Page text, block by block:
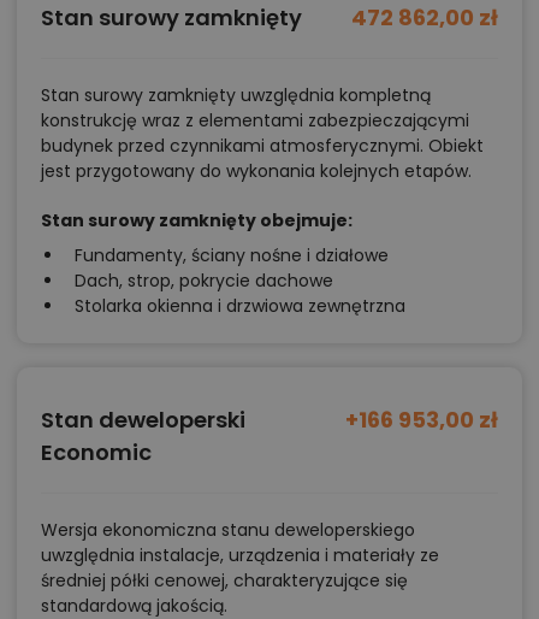
Stan surowy zamknięty 472 862,00 zł
Stan surowy zamknięty uwzględnia kompletną
konstrukcję wraz z elementami zabezpieczającymi
budynek przed czynnikami atmosferycznymi. Obiekt
jest przygotowany do wykonania kolejnych etapów.
Stan surowy zamknięty obejmuje:
Fundamenty, ściany nośne i działowe
Dach, strop, pokrycie dachowe
Stolarka okienna i drzwiowa zewnętrzna
Stan deweloperski
Economic
+166 953,00 zł
Wersja ekonomiczna stanu deweloperskiego
uwzględnia instalacje, urządzenia i materiały ze
średniej półki cenowej, charakteryzujące się
standardową jakością.